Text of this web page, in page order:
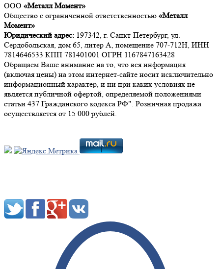
ООО «Металл Момент»
Общество с ограниченной ответственностью «Металл
Момент»
Юридический адрес: 197342, г. Санкт-Петербург, ул.
Сердобольская, дом 65, литер А, помещение 707-712Н, ИНН
7814646533 КПП 781401001 ОГРН 1167847163428
Обращаем Ваше внимание на то, что вся информация
(включая цены) на этом интернет-сайте носит исключительно
информационный характер, и ни при каких условиях не
является публичной офертой, определяемой положениями
статьи 437 Гражданского кодекса РФ". Розничная продажа
осуществляется от 15 000 рублей.